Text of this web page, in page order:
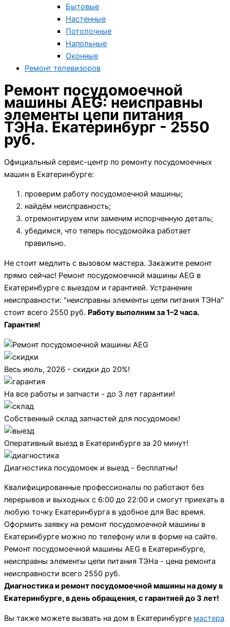
Бытовые
Настенные
Потолочные
Напольные
Оконные
Ремонт телевизоров
Ремонт посудомоечной
машины AEG: неисправны
элементы цепи питания
ТЭНа. Екатеринбург - 2550
руб.
Официальный сервис-центр по ремонту посудомоечных
машин в Екатеринбурге:
проверим работу посудомоечной машины;
найдём неисправность;
отремонтируем или заменим испорченную деталь;
убедимся, что теперь посудомойка работает
правильно.
Не стоит медлить с вызовом мастера. Закажите ремонт
прямо сейчас! Ремонт посудомоечной машины AEG в
Екатеринбурге с выездом и гарантией. Устранение
неисправности: "неисправны элементы цепи питания ТЭНа"
стоит всего 2550 руб. Работу выполним за 1–2 часа.
Гарантия!
Весь июль, 2026 - скидки до 20%!
На все работы и запчасти - до 3 лет гарантии!
Собственный склад запчастей для посудомоек!
Оперативный выезд в Екатеринбурге за 20 минут!
Диагностика посудомоек и выезд - бесплатны!
Квалифицированные профессионалы по работают без
перерывов и выходных с 6:00 до 22:00 и смогут приехать в
любую точку Екатеринбурга в удобное для Вас время.
Оформить заявку на ремонт посудомоечной машины в
Екатеринбурге можно по телефону или в форме на сайте.
Ремонт посудомоечной машины AEG в Екатеринбурге,
неисправны элементы цепи питания ТЭНа - цена ремонта
неисправности всего 2550 руб.
Диагностика и ремонт посудомоечной машины на дому в
Екатеринбурге, в день обращения, с гарантией до 3 лет!
Вы также можете вызвать на дом в Екатеринбурге мастера